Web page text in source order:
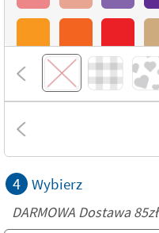
4 Wybierz
DARMOWA Dostawa 85zł